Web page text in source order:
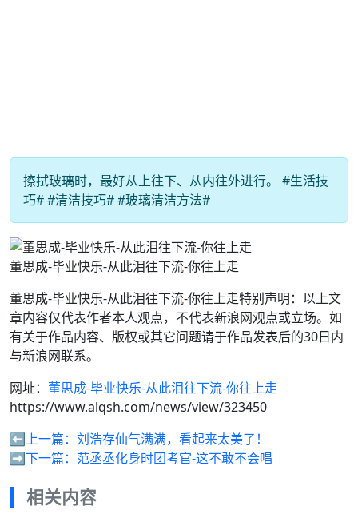
擦拭玻璃时，最好从上往下、从内往外进行。 #生活技
巧# #清洁技巧# #玻璃清洁方法#
董思成-毕业快乐-从此泪往下流-你往上走
董思成-毕业快乐-从此泪往下流-你往上走特别声明：以上文
章内容仅代表作者本人观点，不代表新浪网观点或立场。如
有关于作品内容、版权或其它问题请于作品发表后的30日内
与新浪网联系。
网址： 董思成-毕业快乐-从此泪往下流-你往上走
https://www.alqsh.com/news/view/323450
⬅️上一篇： 刘浩存仙气满满，看起来太美了！
➡️下一篇： 范丞丞化身时团考官-这不敢不会唱
相关内容